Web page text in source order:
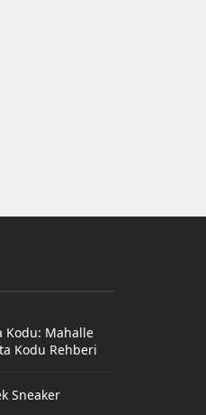
Kodu: Mahalle
Kodu Rehberi
Sneaker